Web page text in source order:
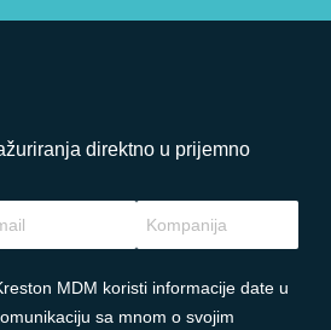
direktno u prijemno
MDM koristi informacije date u
sa mnom o svojim